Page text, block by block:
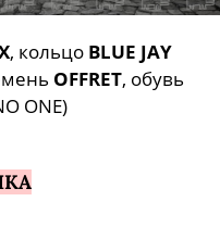
, кольцо BLUE JAY
OFFRET, обувь
ONE)